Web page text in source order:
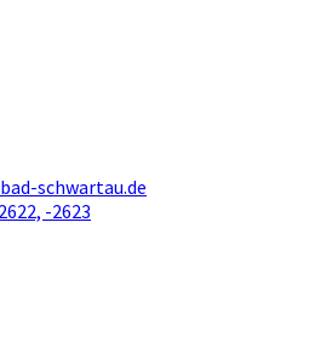
schwartau.de
-2623